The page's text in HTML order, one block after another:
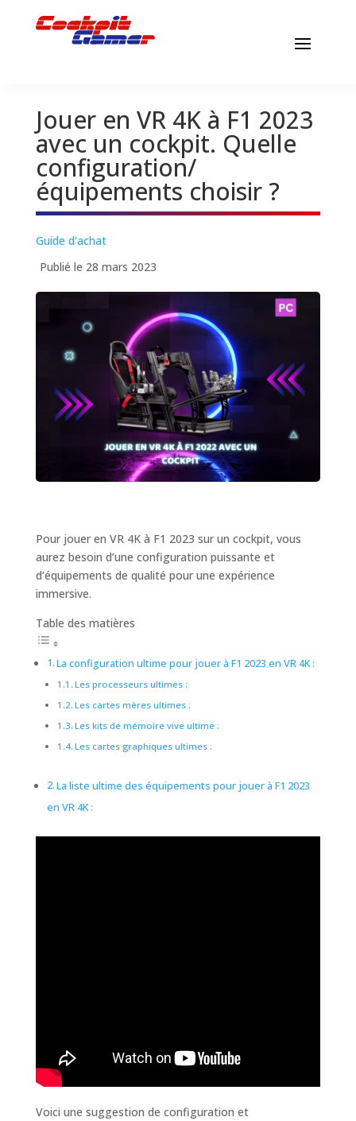
Jouer en VR 4K à F1 2023
avec un cockpit. Quelle
configuration/
équipements choisir ?
Guide d'achat
Publié le 28 mars 2023
Pour jouer en VR 4K à F1 2023 sur un cockpit, vous
aurez besoin d’une configuration puissante et
d’équipements de qualité pour une expérience
immersive.
Table des matières
La configuration ultime pour jouer à F1 2023 en VR 4K :
Les processeurs ultimes :
Les cartes mères ultimes :
Les kits de mémoire vive ultime :
Les cartes graphiques ultimes :
La liste ultime des équipements pour jouer à F1 2023
en VR 4K :
Voici une suggestion de configuration et